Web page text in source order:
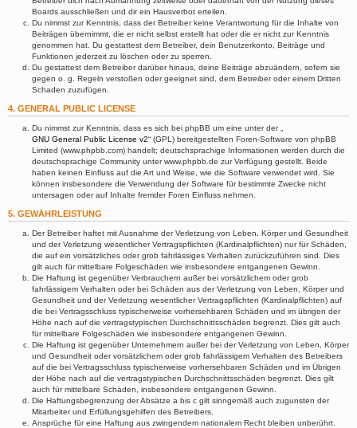
Boards ausschließen und dir ein Hausverbot erteilen.
Du nimmst zur Kenntnis, dass der Betreiber keine Verantwortung für die Inhalte von
Beiträgen übernimmt, die er nicht selbst erstellt hat oder die er nicht zur Kenntnis
genommen hat. Du gestattest dem Betreiber, dein Benutzerkonto, Beiträge und
Funktionen jederzeit zu löschen oder zu sperren.
Du gestattest dem Betreiber darüber hinaus, deine Beiträge abzuändern, sofern sie
gegen o. g. Regeln verstoßen oder geeignet sind, dem Betreiber oder einem Dritten
Schaden zuzufügen.
4. GENERAL PUBLIC LICENSE
Du nimmst zur Kenntnis, dass es sich bei phpBB um eine unter der „
GNU General Public License v2“ (GPL) bereitgestellten Foren-Software von phpBB
Limited (www.phpbb.com) handelt; deutschsprachige Informationen werden durch die
deutschsprachige Community unter www.phpbb.de zur Verfügung gestellt. Beide
haben keinen Einfluss auf die Art und Weise, wie die Software verwendet wird. Sie
können insbesondere die Verwendung der Software für bestimmte Zwecke nicht
untersagen oder auf Inhalte fremder Foren Einfluss nehmen.
5. GEWÄHRLEISTUNG
Der Betreiber haftet mit Ausnahme der Verletzung von Leben, Körper und Gesundheit
und der Verletzung wesentlicher Vertragspflichten (Kardinalpflichten) nur für Schäden,
die auf ein vorsätzliches oder grob fahrlässiges Verhalten zurückzuführen sind. Dies
gilt auch für mittelbare Folgeschäden wie insbesondere entgangenen Gewinn.
Die Haftung ist gegenüber Verbrauchern außer bei vorsätzlichem oder grob
fahrlässigem Verhalten oder bei Schäden aus der Verletzung von Leben, Körper und
Gesundheit und der Verletzung wesentlicher Vertragspflichten (Kardinalpflichten) auf
die bei Vertragsschluss typischerweise vorhersehbaren Schäden und im übrigen der
Höhe nach auf die vertragstypischen Durchschnittsschäden begrenzt. Dies gilt auch
für mittelbare Folgeschäden wie insbesondere entgangenen Gewinn.
Die Haftung ist gegenüber Unternehmern außer bei der Verletzung von Leben, Körper
und Gesundheit oder vorsätzlichem oder grob fahrlässigem Verhalten des Betreibers
auf die bei Vertragsschluss typischerweise vorhersehbaren Schäden und im Übrigen
der Höhe nach auf die vertragstypischen Durchschnittsschäden begrenzt. Dies gilt
auch für mittelbare Schäden, insbesondere entgangenen Gewinn.
Die Haftungsbegrenzung der Absätze a bis c gilt sinngemäß auch zugunsten der
Mitarbeiter und Erfüllungsgehilfen des Betreibers.
Ansprüche für eine Haftung aus zwingendem nationalem Recht bleiben unberührt.